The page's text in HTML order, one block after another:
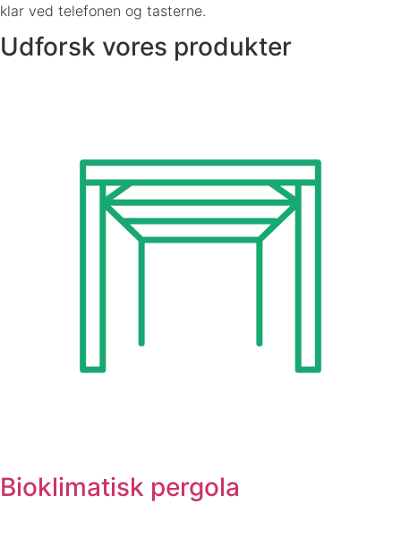
klar ved telefonen og tasterne.
Udforsk vores produkter
Bioklimatisk pergola